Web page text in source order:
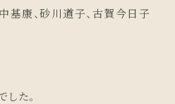
基康、砂川道子、古賀今日子
た。